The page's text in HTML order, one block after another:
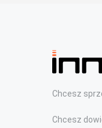
Chcesz
Chcesz